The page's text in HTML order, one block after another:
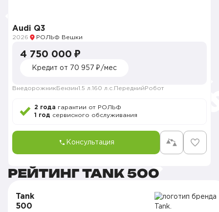
Audi Q3
2026 РОЛЬФ Вешки
4 750 000 ₽
Кредит от 70 957 ₽/мес
Внедорожник Бензин1.5 л. 160 л.с. Передний Робот
2 года гарантии от РОЛЬФ
1 год сервисного обслуживания
Консультация
РЕЙТИНГ TANK 500
Tank
500